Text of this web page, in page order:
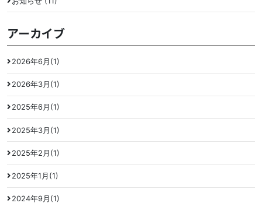
アーカイブ
2026年6月(1)
2026年3月(1)
2025年6月(1)
2025年3月(1)
2025年2月(1)
2025年1月(1)
2024年9月(1)